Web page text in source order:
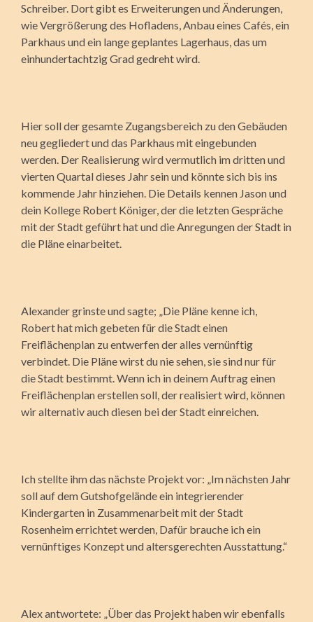
Schreiber. Dort gibt es Erweiterungen und Änderungen,
wie Vergrößerung des Hofladens, Anbau eines Cafés, ein
Parkhaus und ein lange geplantes Lagerhaus, das um
einhundertachtzig Grad gedreht wird.
Hier soll der gesamte Zugangsbereich zu den Gebäuden
neu gegliedert und das Parkhaus mit eingebunden
werden. Der Realisierung wird vermutlich im dritten und
vierten Quartal dieses Jahr sein und könnte sich bis ins
kommende Jahr hinziehen. Die Details kennen Jason und
dein Kollege Robert Königer, der die letzten Gespräche
mit der Stadt geführt hat und die Anregungen der Stadt in
die Pläne einarbeitet.
Alexander grinste und sagte; „Die Pläne kenne ich,
Robert hat mich gebeten für die Stadt einen
Freiflächenplan zu entwerfen der alles vernünftig
verbindet. Die Pläne wirst du nie sehen, sie sind nur für
die Stadt bestimmt. Wenn ich in deinem Auftrag einen
Freiflächenplan erstellen soll, der realisiert wird, können
wir alternativ auch diesen bei der Stadt einreichen.
Ich stellte ihm das nächste Projekt vor: „Im nächsten Jahr
soll auf dem Gutshofgelände ein integrierender
Kindergarten in Zusammenarbeit mit der Stadt
Rosenheim errichtet werden, Dafür brauche ich ein
vernünftiges Konzept und altersgerechten Ausstattung.“
Alex antwortete: „Über das Projekt haben wir ebenfalls